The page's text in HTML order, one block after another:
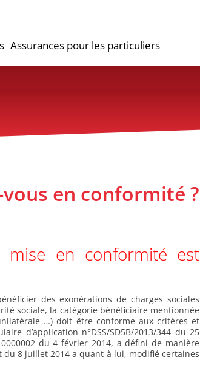
Assurances pour les particuliers
en conformité ?
mise en conformité est
des exonérations de charges sociales
sociale, la catégorie bénéficiaire mentionnée
…) doit être conforme aux critères et
d’application n°DSS/SD5B/2013/344 du 25
du 4 février 2014, a défini de manière
du 8 juillet 2014 a quant à lui, modifié certaines